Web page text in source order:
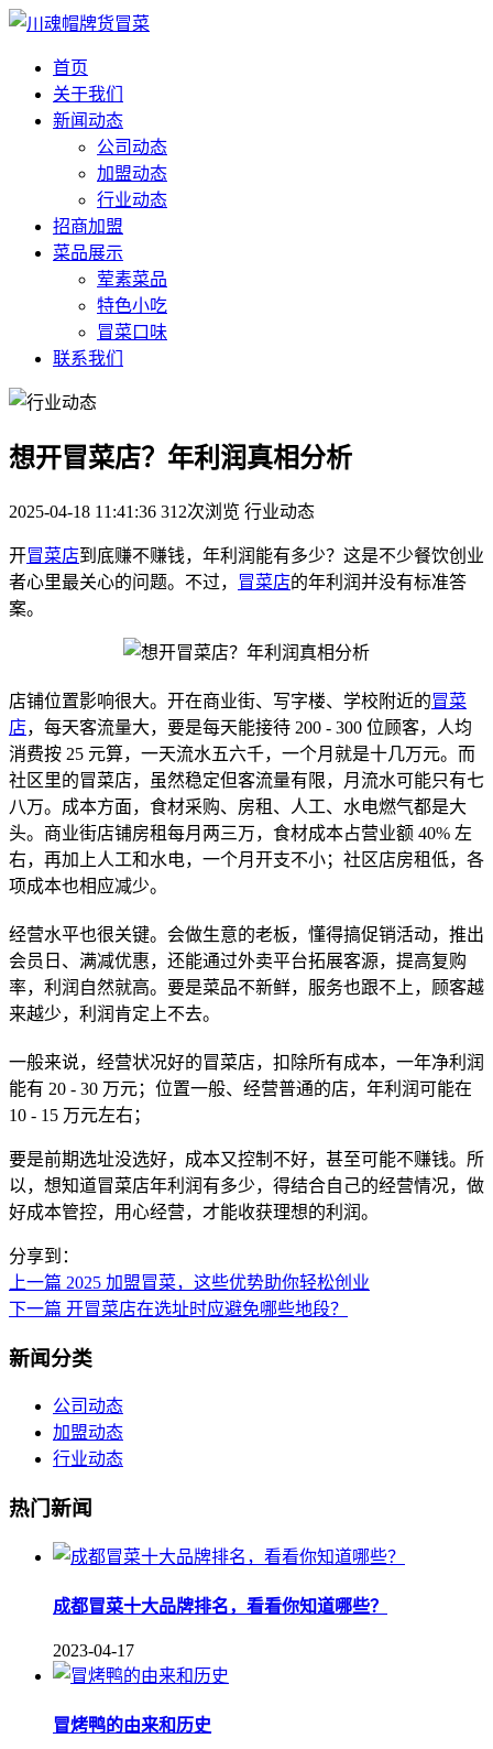
首页
关于我们
新闻动态
公司动态
加盟动态
行业动态
招商加盟
菜品展示
荤素菜品
特色小吃
冒菜口味
联系我们
想开冒菜店？年利润真相分析
2025-04-18 11:41:36 312次浏览 行业动态
开冒菜店到底赚不赚钱，年利润能有多少？这是不少餐饮创业
者心里最关心的问题。不过， 冒菜店的年利润并没有标准答
案。
店铺位置影响很大。开在商业街、写字楼、学校附近的冒菜
店，每天客流量大，要是每天能接待 200 - 300 位顾客，人均
消费按 25 元算，一天流水五六千，一个月就是十几万元。而
社区里的冒菜店，虽然稳定但客流量有限，月流水可能只有七
八万。成本方面，食材采购、房租、人工、水电燃气都是大
头。商业街店铺房租每月两三万，食材成本占营业额 40% 左
右，再加上人工和水电，一个月开支不小；社区店房租低，各
项成本也相应减少。
经营水平也很关键。会做生意的老板，懂得搞促销活动，推出
会员日、满减优惠，还能通过外卖平台拓展客源，提高复购
率，利润自然就高。要是菜品不新鲜，服务也跟不上，顾客越
来越少，利润肯定上不去。
一般来说，经营状况好的冒菜店，扣除所有成本，一年净利润
能有 20 - 30 万元；位置一般、经营普通的店，年利润可能在
10 - 15 万元左右；
要是前期选址没选好，成本又控制不好，甚至可能不赚钱。所
以，想知道冒菜店年利润有多少，得结合自己的经营情况，做
好成本管控，用心经营，才能收获理想的利润。
分享到：
上一篇 2025 加盟冒菜，这些优势助你轻松创业
下一篇 开冒菜店在选址时应避免哪些地段？
新闻分类
公司动态
加盟动态
行业动态
热门新闻
成都冒菜十大品牌排名，看看你知道哪些？
2023-04-17
冒烤鸭的由来和历史